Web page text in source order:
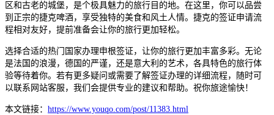
区和古老的城堡，是个极具魅力的旅行目的地。在这里，你可以品尝
到正宗的捷克啤酒，享受独特的美食和风土人情。捷克的签证申请流
程相对友好，提前准备会让你的旅行更加轻松。
选择合适的热门国家办理申根签证，让你的旅行更加丰富多彩。无论
是法国的浪漫，德国的严谨，还是意大利的艺术，各具特色的旅行体
验等待着你。若有更多疑问或需要了解签证办理的详细流程，随时可
以联系网站客服，我们会提供专业的建议和帮助。祝你旅途愉快！
本文链接： https://www.youqo.com/post/11383.html